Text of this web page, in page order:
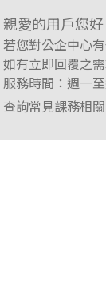
商管/永續
科技/生活
健康運動
英語
親愛的用戶您好
若您對公企中心
如有立即回覆之
服務時間：週一
查詢常見課務相